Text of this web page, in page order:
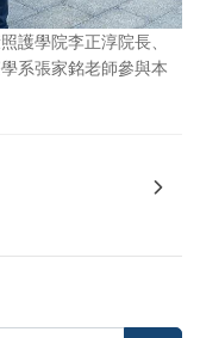
護學院李正淳院長、
系張家銘老師參與本